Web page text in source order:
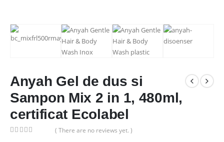
Anyah Gel de dus si
Sampon Mix 2 in 1, 480ml,
certificat Ecolabel
( There are no reviews yet. )